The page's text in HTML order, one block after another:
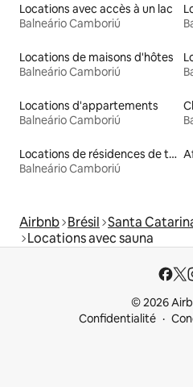
Locations avec accès à un lac
Balneário Camboriú
Locations de maisons d'hôtes
Balneário Camboriú
Locations d'appartements
Balneário Camboriú
Locations de résidences de tourisme
Balneário Camboriú
Airbnb Brésil Santa
Locations avec sauna
© 2026
Confidentialité